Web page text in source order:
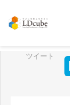
ツイート